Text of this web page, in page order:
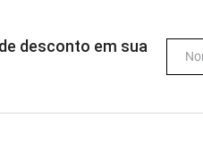
desconto em sua